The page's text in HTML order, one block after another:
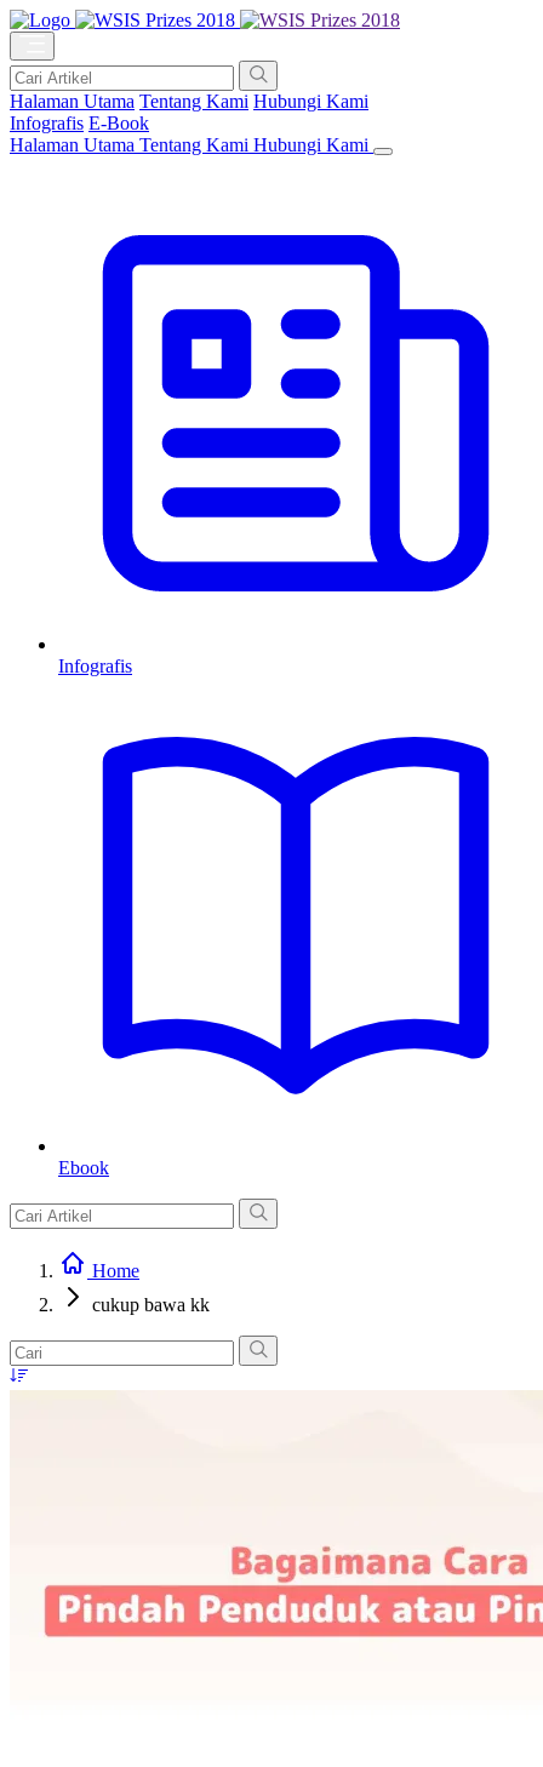
Halaman Utama Tentang Kami Hubungi Kami
Infografis E-Book
Halaman Utama Tentang Kami Hubungi Kami
Infografis
Ebook
Home
cukup bawa kk